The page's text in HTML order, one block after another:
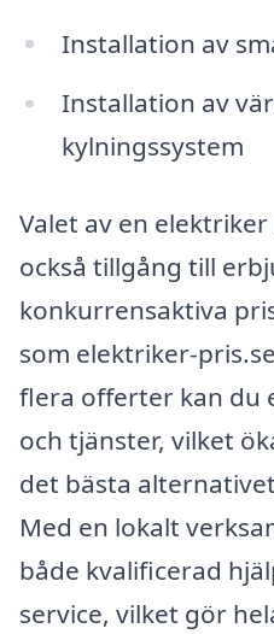
Installation av
Installation av
kylningssystem
Valet av en
också tillgång till
konkurrensaktiva
som elektriker-
flera offerter kan du
och tjänster, vilket
det bästa
Med en lokalt
både kvalificerad
service, vilket gör